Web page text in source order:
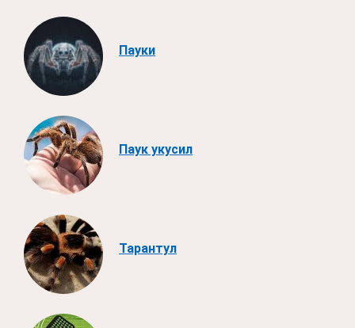
Пауки
Паук укусил
Тарантул